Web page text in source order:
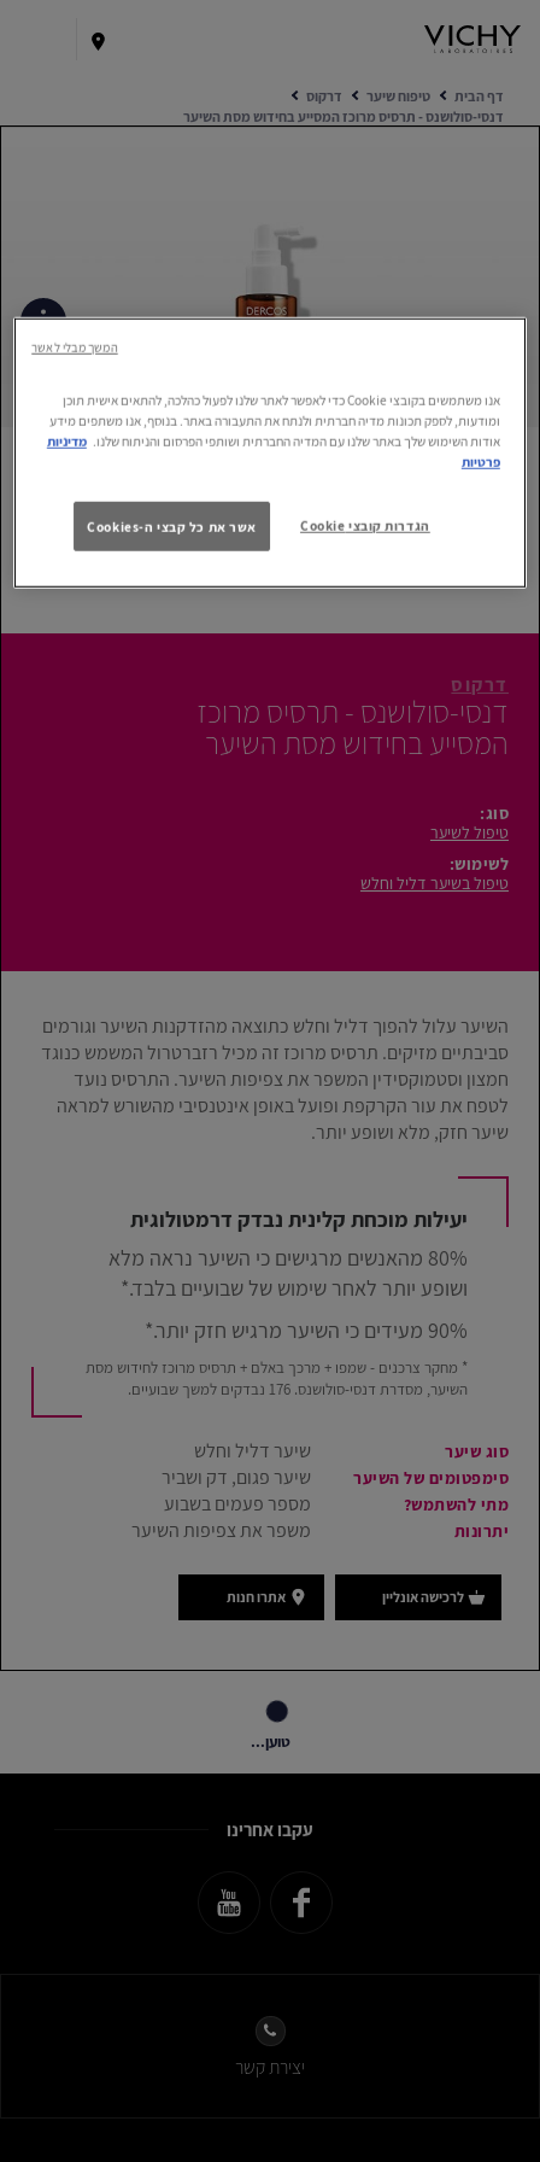
דף הבית טיפוח שיער
דרקוס
דנסי-סולושנס - תרסיס מרוכז המסייע בחידוש מסת השיער
דרקוס
דנסי-סולושנס - תרסיס מרוכז
המסייע בחידוש מסת השיער
סוג:
טיפול לשיער
לשימוש:
טיפול בשיער דליל וחלש
השיער עלול להפוך דליל וחלש כתוצאה מהזדקנות השיער וגורמים
סביבתיים מזיקים. תרסיס מרוכז זה מכיל רזברטרול המשמש כנוגד
חמצון וסטמוקסידין המשפר את צפיפות השיער. התרסיס נועד
לטפח את עור הקרקפת ופועל באופן אינטנסיבי מהשורש למראה
שיער חזק, מלא ושופע יותר.
יעילות מוכחת קלינית נבדק דרמטולוגית
80% מהאנשים מרגישים כי השיער נראה מלא
ושופע יותר לאחר שימוש של שבועיים בלבד.*
90% מעידים כי השיער מרגיש חזק יותר.*
* מחקר צרכנים - שמפו + מרכך באלם + תרסיס מרוכז לחידוש מסת
השיער, מסדרת דנסי-סולושנס. 176 נבדקים למשך שבועיים.
סוג שיער שיער דליל וחלש
סימפטומים של השיער שיער פגום, דק ושביר
מתי להשתמש? מספר פעמים בשבוע
יתרונות משפר את צפיפות השיער
לרכישה אונליין אתרו חנות
טוען...
כדאי לדעת על המוצר
מגזין וישי
עקבו אחרינו
יצירת קשר
אנו משתמשים בקובצי Cookie כדי לאפשר לאתר שלנו לפעול כהלכה, להתאים אישית תוכן
ומודעות, לספק תכונות מדיה חברתית ולנתח את התעבורה באתר. בנוסף, אנו משתפים מידע
אודות השימוש שלך באתר שלנו עם המדיה החברתית ושותפי הפרסום והניתוח שלנו. מדיניות
פרטיות
הגדרות קובצי Cookie אשר את כל קבצי ה-Cookies
המשך מבלי לאשר